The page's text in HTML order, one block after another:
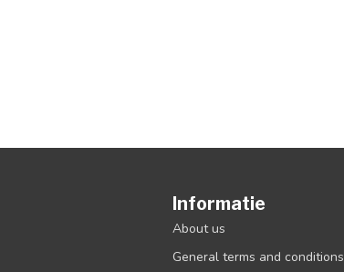
Informatie
About us
General terms and conditions